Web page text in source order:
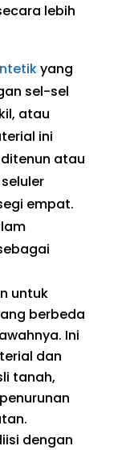
lebih
yang
sel-sel
atau
ini
atau
empat.
untuk
berbeda
Ini
dan
tanah,
dengan